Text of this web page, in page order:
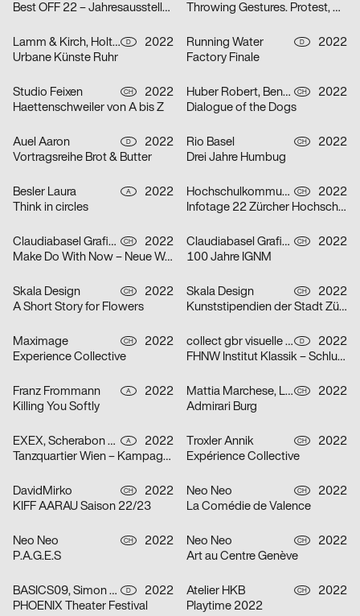
Best OFF 22 – Jahresausstellung der Kunstuniversität Linz
Throwing Gestures. Protest, Economy and the Imperceptible
Lamm & Kirch, Holtgreve Heinrich D
2022
Urbane Künste Ruhr
Running Water D
2022
Factory Finale
Studio Feixen CH
2022
Haettenschweiler von A bis Z
Huber Robert, Benedict Will CH
2022
Dialogue of the Dogs
Auel Aaron D
2022
Vortragsreihe Brot & Butter
Rio Basel CH
2022
Drei Jahre Humbug
Besler Laura A
2022
Think in circles
Hochschulkommunikation Marketing ZHdK CH
2022
Infotage 22 Zürcher Hochschule der Künste
Claudiabasel Grafik & Interaktion CH
2022
Make Do With Now – Neue Wege in der Japanischen Architektur
Claudiabasel Grafik & Interaktion CH
2022
100 Jahre IGNM
Skala Design CH
2022
A Short Story for Flowers
Skala Design CH
2022
Kunststipendien der Stadt Zürich 2022
Maximage CH
2022
Experience Collective
collect gbr visuelle kommunikation D
2022
FHNW Institut Klassik – Schlusskonzerte 2022
Franz Frommann A
2022
Killing You Softly
Mattia Marchese, Lukas Lüdi CH
2022
Admirari Burg
EXEX, Scherabon Herwig, Ilija Hvala, Anouk Rehorek, Erli Grünzweil, Joshua Alena Mallek A
2022
Tanzquartier Wien – Kampagne Julia Müllner
Troxler Annik CH
2022
Expérience Collective
DavidMirko CH
2022
KIFF AARAU Saison 22/23
Neo Neo CH
2022
La Comédie de Valence
Neo Neo CH
2022
P.A.G.E.S
Neo Neo CH
2022
Art au Centre Genève
BASICS09, Simon Hegenberg D
2022
PHOENIX Theater Festival
Atelier HKB CH
2022
Playtime 2022